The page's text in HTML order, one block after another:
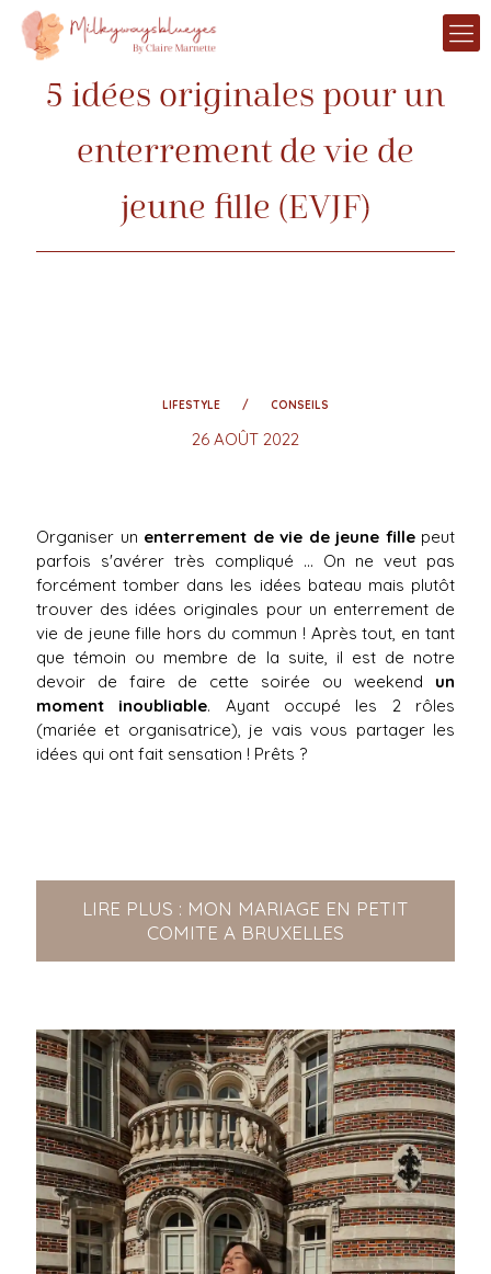
5 idées originales pour un
enterrement de vie de
jeune fille (EVJF)
LIFESTYLE CONSEILS
26 AOÛT 2022
Organiser un enterrement de vie de jeune fillepeut
parfois s'avérer très compliqué ... On ne veut pas
forcément tomber dans les idées bateau mais plutôt
trouver des idées originales pour un enterrement de
vie de jeune fille hors du commun ! Après tout, en tant
que témoin ou membre de la suite, il est de notre
devoir de faire de cette soirée ou weekend un
moment inoubliable. Ayant occupé les 2 rôles
(mariée et organisatrice), je vais vous partager les
idées qui ont fait sensation ! Prêts ?
LIRE PLUS : MON MARIAGE EN PETIT
COMITE A BRUXELLES